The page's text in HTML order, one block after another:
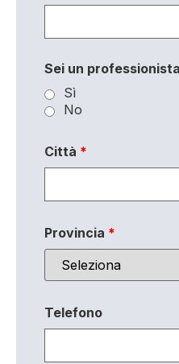
Sei un
Sì
No
Città *
Provincia *
Telefono